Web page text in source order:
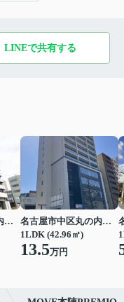
LINEで共有する
名古屋市中区丸の内２丁目
名古屋市中区丸の内２丁目
1LDK (42.96㎡)
13.5万円